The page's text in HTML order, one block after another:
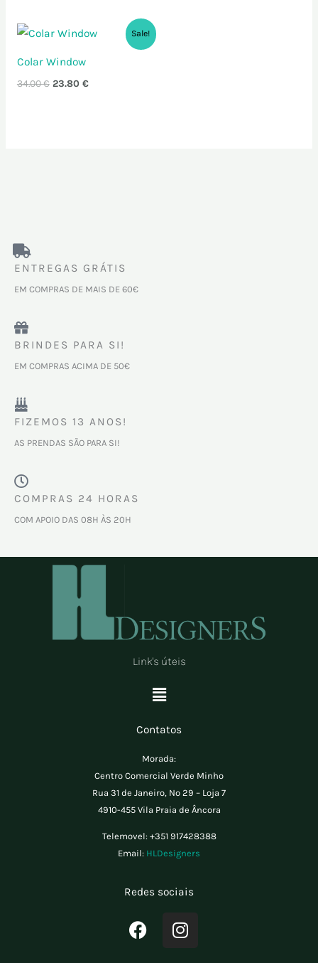
Sale!
Colar Window
34.00€
O
era:
34.00 €.
23.80 €
O
23.80 €.
ENTREGAS GRÁTIS
EM COMPRAS DE MAIS DE 60€
BRINDES PARA SI!
EM COMPRAS ACIMA DE 50€
FIZEMOS 13 ANOS!
AS PRENDAS SÃO PARA SI!
COMPRAS 24 HORAS
COM APOIO DAS 08H ÀS 20H
Link's úteis
Menu
Contatos
Morada:
Centro Comercial Verde Minho
Rua 31 de Janeiro, Nº 29 – Loja 7
4910-455 Vila Praia de Âncora
Telemovel: +351 917428388
Email: HLDesigners
Redes sociais
F
a
I
n